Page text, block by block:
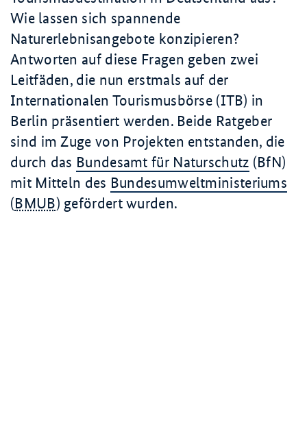
Wie lassen sich spannende
Naturerlebnisangebote konzipieren?
Antworten auf diese Fragen geben zwei
Leitfäden, die nun erstmals auf der
Internationalen Tourismusbörse (ITB) in
Berlin präsentiert werden. Beide Ratgeber
sind im Zuge von Projekten entstanden, die
durch das Bundesamt für Naturschutz (BfN)
mit Mitteln des Bundesumweltministeriums
(BMUB) gefördert wurden.